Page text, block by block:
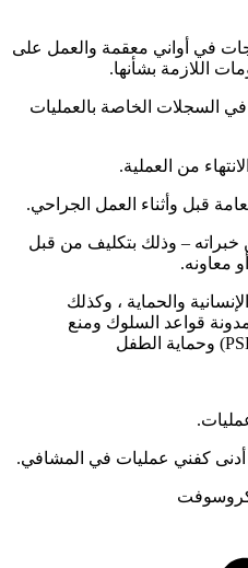
في أواني معقمة والعمل على
اللازمة بشأنها.
السجلات الخاصة بالعمليات
من العملية.
قبل وأثناء العمل الجراحي.
– وذلك بتكليف من قبل
معاونه.
والحماية ، وكذلك
قواعد السلوك ومنع
كفني عمليات في المشافي.